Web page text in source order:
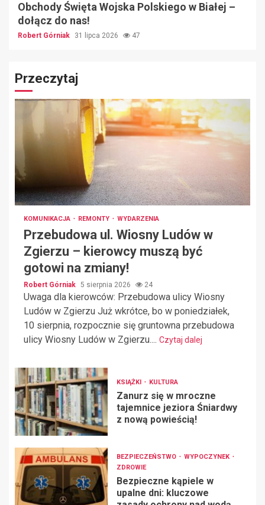
Obchody Święta Wojska Polskiego w Białej –
dołącz do nas!
Robert Górniak 31 lipca 2026 47
Przeczytaj
KOMUNIKACJA REMONTY WYDARZENIA
Przebudowa ul. Wiosny Ludów w
Zgierzu – kierowcy muszą być
gotowi na zmiany!
Robert Górniak 5 sierpnia 2026 24
Uwaga dla kierowców: Przebudowa ulicy Wiosny
Ludów w Zgierzu Już wkrótce, bo w poniedziałek,
10 sierpnia, rozpocznie się gruntowna przebudowa
ulicy Wiosny Ludów w Zgierzu.... Czytaj dalej
KSIĄŻKI KULTURA
Zanurz się w mroczne
tajemnice jeziora Śniardwy
z nową powieścią!
BEZPIECZEŃSTWO
WYPOCZYNEK
ZDROWIE
Bezpieczne kąpiele w
upalne dni: kluczowe